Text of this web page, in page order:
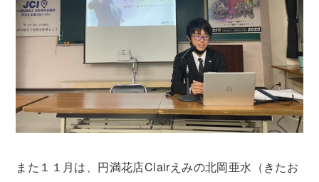
また１１月は、円満花店Clairえみの北岡亜水（きたお